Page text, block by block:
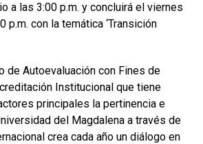
a las 3:00 p.m. y concluirá el viernes
p.m. con la temática ‘Transición
de Autoevaluación con Fines de
Institucional que tiene
principales la pertinencia e
del Magdalena a través de
crea cada año un diálogo en